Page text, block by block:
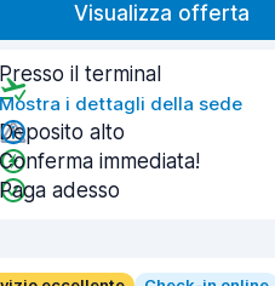
Visualizza offerta
Presso il terminal
Mostra i dettagli della sede
Deposito alto
Conferma immediata!
Paga adesso